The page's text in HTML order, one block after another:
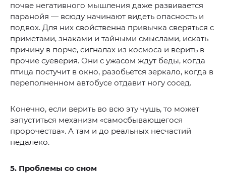
почве негативного мышления даже развивается
паранойя — всюду начинают видеть опасность и
подвох. Для них свойственна привычка сверяться с
приметами, знаками и тайными смыслами, искать
причину в порче, сигналах из космоса и верить в
прочие суеверия. Они с ужасом ждут беды, когда
птица постучит в окно, разобьется зеркало, когда в
переполненном автобусе отдавит ногу сосед.
Конечно, если верить во всю эту чушь, то может
запуститься механизм «самосбывающегося
пророчества». А там и до реальных несчастий
недалеко.
5. Проблемы со сном